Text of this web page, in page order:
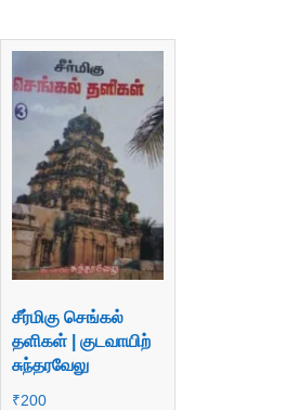
சீர்மிகு செங்கல்
தளிகள் | குடவாயிற்
சுந்தரவேலு
₹200